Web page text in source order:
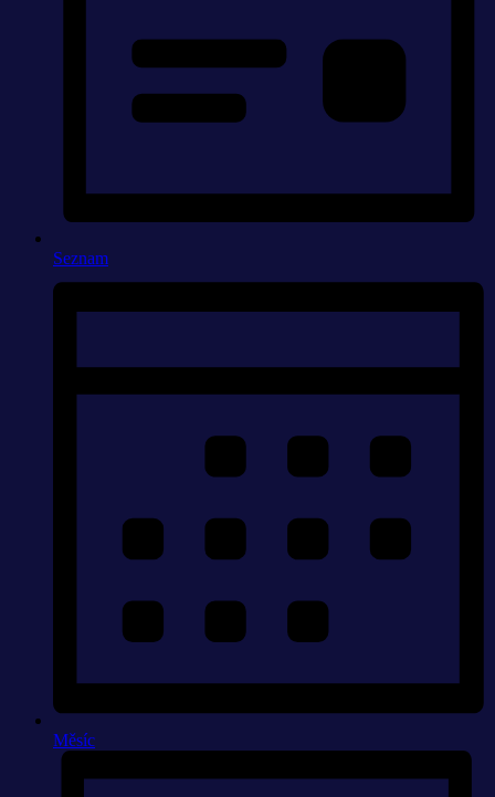
Seznam
Měsíc